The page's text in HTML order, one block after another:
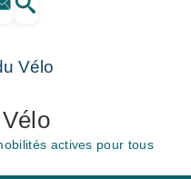
actives pour tous